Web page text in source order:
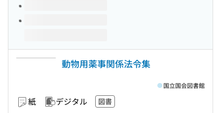
動物用薬事関係法令集
紙 デジタル 図書
国立国会図書館